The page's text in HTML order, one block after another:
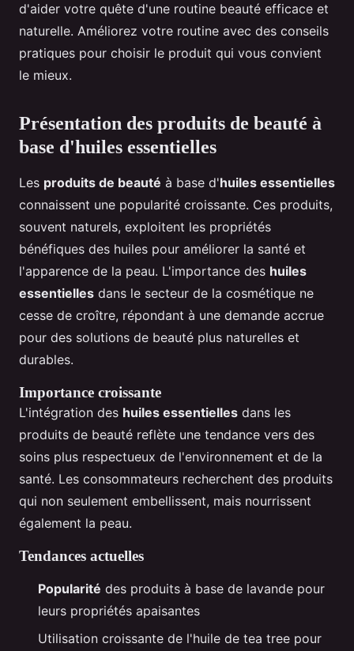
d'aider votre quête d'une routine beauté efficace et
naturelle. Améliorez votre routine avec des conseils
pratiques pour choisir le produit qui vous convient
le mieux.
Présentation des produits de beauté à
base d'huiles essentielles
Les produits de beauté à base d'huiles essentielles
connaissent une popularité croissante. Ces produits,
souvent naturels, exploitent les propriétés
bénéfiques des huiles pour améliorer la santé et
l'apparence de la peau. L'importance des huiles
essentielles dans le secteur de la cosmétique ne
cesse de croître, répondant à une demande accrue
pour des solutions de beauté plus naturelles et
durables.
Importance croissante
L'intégration des huiles essentielles dans les
produits de beauté reflète une tendance vers des
soins plus respectueux de l'environnement et de la
santé. Les consommateurs recherchent des produits
qui non seulement embellissent, mais nourrissent
également la peau.
Tendances actuelles
Popularité des produits à base de lavande pour
leurs propriétés apaisantes
Utilisation croissante de l'huile de tea tree pour